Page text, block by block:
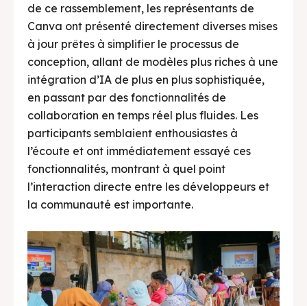
de ce rassemblement, les représentants de
Canva ont présenté directement diverses mises
à jour prêtes à simplifier le processus de
conception, allant de modèles plus riches à une
intégration d’IA de plus en plus sophistiquée,
en passant par des fonctionnalités de
collaboration en temps réel plus fluides. Les
participants semblaient enthousiastes à
l’écoute et ont immédiatement essayé ces
fonctionnalités, montrant à quel point
l’interaction directe entre les développeurs et
la communauté est importante.